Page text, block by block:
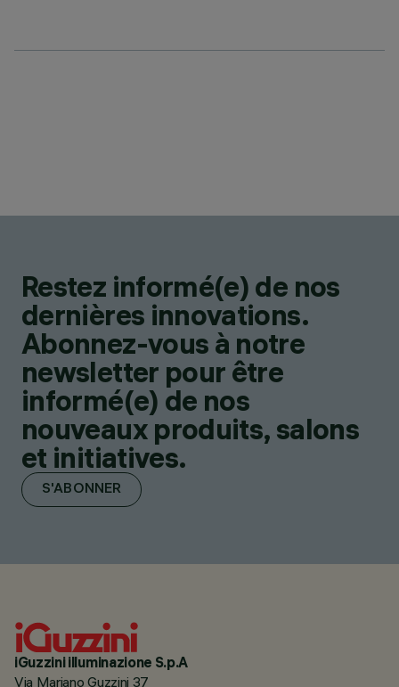
Restez informé(e) de nos
dernières innovations.
Abonnez-vous à notre
newsletter pour être
informé(e) de nos
nouveaux produits, salons
et initiatives.
S'ABONNER
iGuzzini illuminazione S.p.A
Via Mariano Guzzini 37